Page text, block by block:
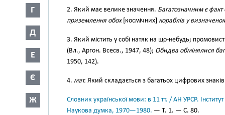
Г
Д
Е
Є
Ж
2. Який має велике значення. Багатозначним є
приземлення обох[космічних] кораблів у
3. Який містить у собі натяк на що-небудь;
(Вл., Аргон. Всесв., 1947, 48); Обидва обмінялися
1950, 142).
4. мат. Який складається з багатьох цифрових
Словник української мови: в 11 тт. / АН УРСР.
Наукова думка, 1970—1980. — Т. 1. — С. 80.